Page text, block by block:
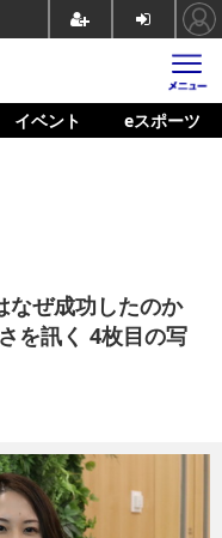
イベント eスポーツ
なぜ成功したのか
を訊く 4枚目の写